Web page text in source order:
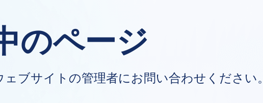
のページ
ブサイトの管理者にお問い合わせください。